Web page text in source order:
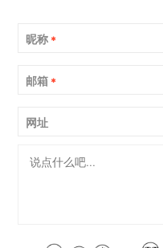
昵称 *
邮箱 *
网址